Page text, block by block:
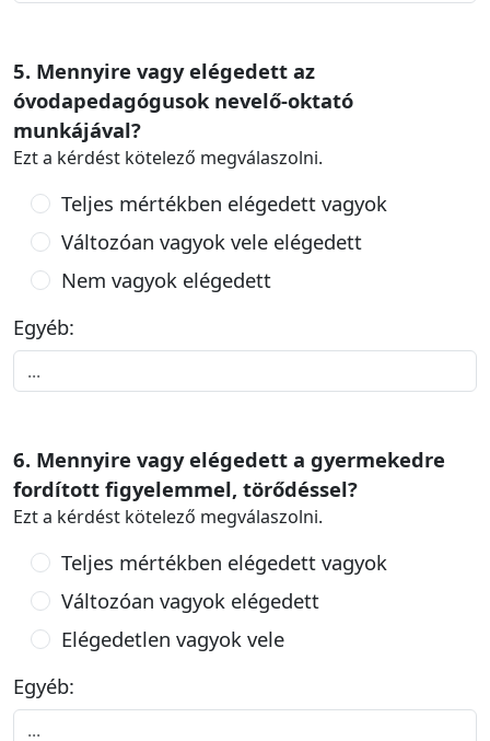
5. Mennyire vagy elégedett az
óvodapedagógusok nevelő-oktató
munkájával?
Ezt a kérdést kötelező megválaszolni.
Teljes mértékben elégedett vagyok
Változóan vagyok vele elégedett
Nem vagyok elégedett
Egyéb:
6. Mennyire vagy elégedett a gyermekedre
fordított figyelemmel, törődéssel?
Ezt a kérdést kötelező megválaszolni.
Teljes mértékben elégedett vagyok
Változóan vagyok elégedett
Elégedetlen vagyok vele
Egyéb: